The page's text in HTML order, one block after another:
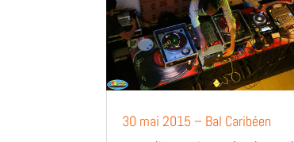
30 mai 2015 – Bal Caribéen